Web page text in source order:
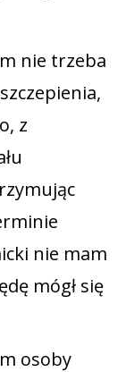
nie trzeba
z
nie mam
mógł się
osoby